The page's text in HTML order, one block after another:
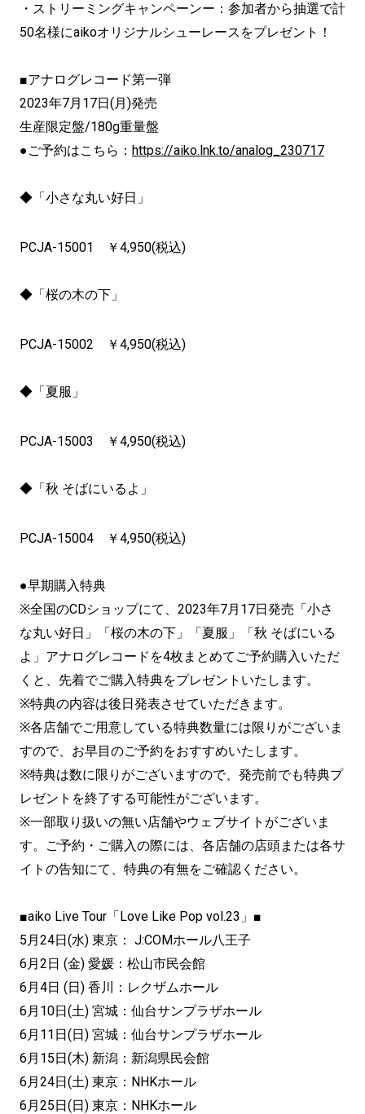
・ストリーミングキャンペーンー： 参加者から抽選で計
50名様にaikoオリジナルシューレースをプレゼント！
■アナログレコード第一弾
2023年7月17日(月)発売
生産限定盤/180g重量盤
●ご予約はこちら： https://aiko.lnk.to/analog_230717
◆「小さな丸い好日」
PCJA-15001 ￥4,950(税込)
◆「桜の木の下」
PCJA-15002 ￥4,950(税込)
◆「夏服」
PCJA-15003 ￥4,950(税込)
◆「秋 そばにいるよ」
PCJA-15004 ￥4,950(税込)
●早期購入特典
※全国のCDショップにて、2023年7月17日発売「小さ
な丸い好日」「桜の木の下」「夏服」「秋 そばにいる
よ」アナログレコードを4枚まとめてご予約購入いただ
くと、先着でご購入特典をプレゼントいたします。
※特典の内容は後日発表させていただきます。
※各店舗でご用意している特典数量には限りがございま
すので、お早目のご予約をおすすめいたします。
※特典は数に限りがございますので、発売前でも特典プ
レゼントを終了する可能性がございます。
※一部取り扱いの無い店舗やウェブサイトがございま
す。ご予約・ご購入の際には、各店舗の店頭または各サ
イトの告知にて、特典の有無をご確認ください。
■aiko Live Tour「Love Like Pop vol.23」■
5月24日(水) 東京： J:COMホール八王子
6月2日 (金) 愛媛：松山市民会館
6月4日 (日) 香川：レクザムホール
6月10日(土) 宮城：仙台サンプラザホール
6月11日(日) 宮城：仙台サンプラザホール
6月15日(木) 新潟：新潟県民会館
6月24日(土) 東京：NHKホール
6月25日(日) 東京：NHKホール